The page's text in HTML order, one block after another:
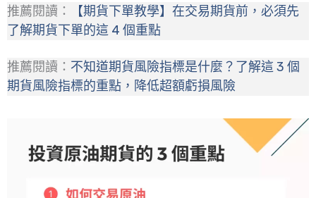
推薦閱讀：
【期貨下單教學】在交易期貨前，必須先
了解期貨下單的這 4 個重點
推薦閱讀： 不知道期貨風險指標是什麼？了解這 3 個
期貨風險指標的重點，降低超額虧損風險